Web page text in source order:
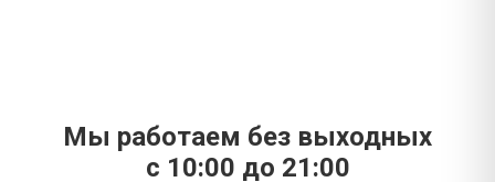
Мы работаем без выходных
с 10:00 до 21:00